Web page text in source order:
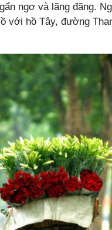
ngơ và lãng đãng.
với hồ Tây, đường